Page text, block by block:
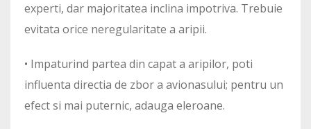
experti, dar majoritatea inclina impotriva. Trebuie
evitata orice neregularitate a aripii.
• Impaturind partea din capat a aripilor, poti
influenta directia de zbor a avionasului; pentru un
efect si mai puternic, adauga eleroane.